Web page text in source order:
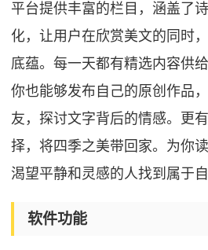
平台提供丰富的栏目，涵盖了
化，让用户在欣赏美文的同时
底蕴。每一天都有精选内容供
你也能够发布自己的原创作品
友，探讨文字背后的情感。更
择，将四季之美带回家。为你
渴望平静和灵感的人找到属于
软件功能